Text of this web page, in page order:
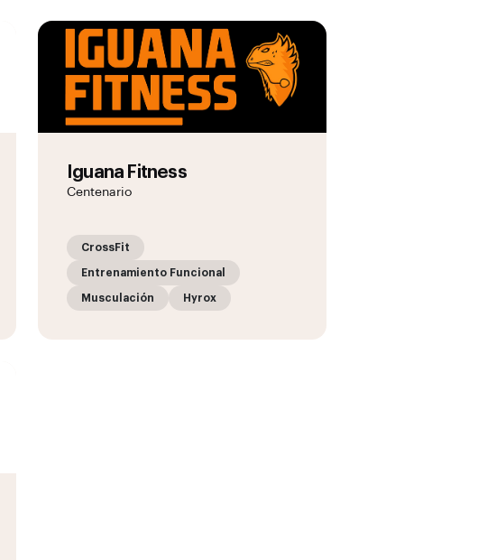
Iguana Fitness
Centenario
CrossFit
Entrenamiento Funcional
Musculación Hyrox